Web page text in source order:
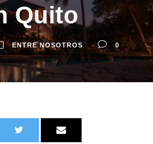
Quito
ENTRE NOSOTROS 0